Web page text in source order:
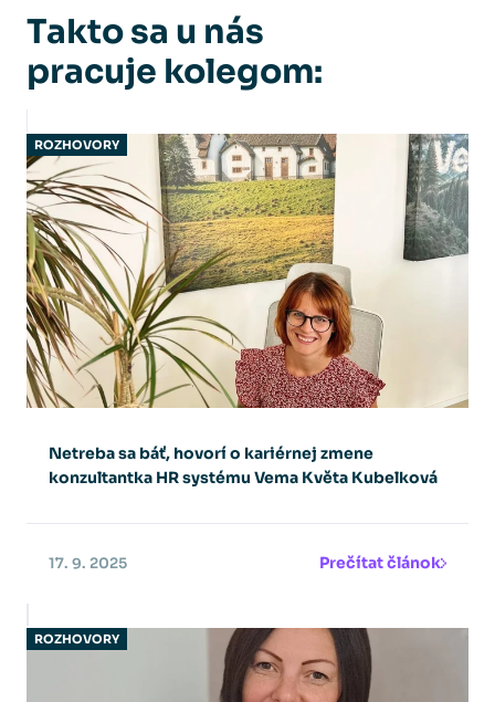
Takto sa u nás
pracuje kolegom:
ROZHOVORY
Netreba sa báť, hovorí o kariérnej zmene
konzultantka HR systému Vema Květa Kubelková
17. 9. 2025 Prečítat článok
ROZHOVORY